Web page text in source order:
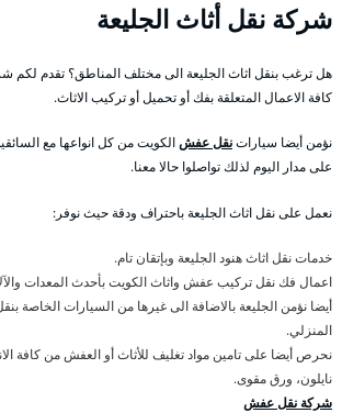
شركة نقل أثاث الجليعة
هل ترغب بنقل اثاث الجليعة الى مختلف المناطق؟ تقدم لكم
كافة الاعمال المتعلقة بفك أو تحميل أو تركيب الاثاث.
نؤمن أيضا سياراتنقل عفشالكويت من كل انواعها مع
على مدار اليوم لذلك تواصلوا حالا معنا.
نعمل على نقل اثاث الجليعة باحتراف ودقة حيث نوفر:
خدمات نقل اثاث هنود الجليعة وبإتقان تام.
اعمال فك نقل تركيب عفش واثاث الكويت بأحدث المعدات
أيضا نؤمن الجليعة بالاضافة الى غيرها من السيارات الخاصة
المنزلي.
نحرص أيضا على تامين مواد تغليف للأثاث أو العفش من كافة
نايلون، ورق مقوى.
شركة نقل عفش